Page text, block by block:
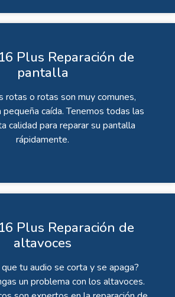
Plus Reparación de
pantalla
rotas o rotas son muy comunes,
pequeña caída. Tenemos todas las
calidad para reparar su pantalla
rápidamente.
Plus Reparación de
altavoces
tu audio se corta y se apaga?
un problema con los altavoces.